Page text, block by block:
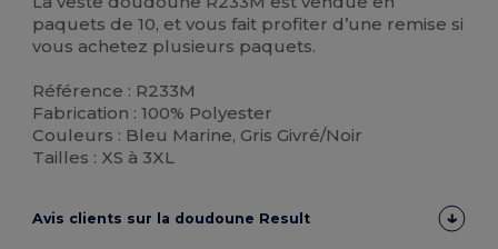
paquets de 10, et vous fait profiter d’une remise si
vous achetez plusieurs paquets.
Référence : R233M
Fabrication : 100% Polyester
Couleurs : Bleu Marine, Gris Givré/Noir
Tailles : XS à 3XL
Avis clients sur la doudoune Result